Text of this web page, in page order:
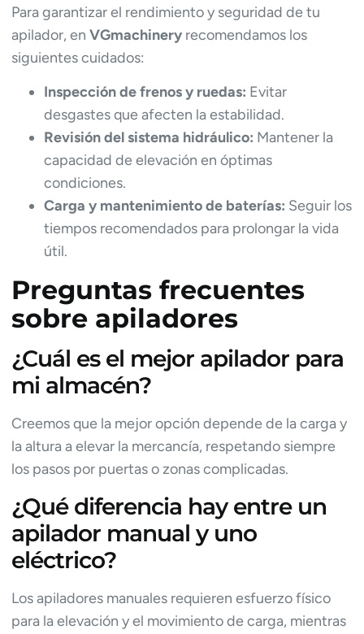
Para garantizar el rendimiento y seguridad de tu
apilador, enVGmachinery recomendamos los
siguientes cuidados:
Inspección de frenos y ruedas: Evitar
desgastes que afecten la estabilidad.
Revisión del sistema hidráulico: Mantener la
capacidad de elevación en óptimas
condiciones.
Carga y mantenimiento de baterías: Seguir los
tiempos recomendados para prolongar la vida
útil.
Preguntas frecuentes
sobre apiladores
¿Cuál es el mejor apilador para
mi almacén?
Creemos que la mejor opción depende de la carga y
la altura a elevar la mercancía, respetando siempre
los pasos por puertas o zonas complicadas.
¿Qué diferencia hay entre un
apilador manual y uno
eléctrico?
Los apiladores manuales requieren esfuerzo físico
para la elevación y el movimiento de carga, mientras